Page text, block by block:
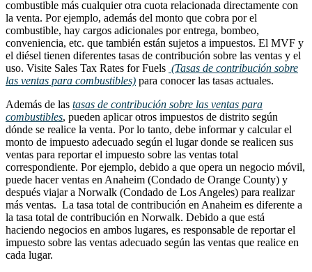
combustible más cualquier otra cuota relacionada directamente con
la venta. Por ejemplo, además del monto que cobra por el
combustible, hay cargos adicionales por entrega, bombeo,
conveniencia, etc. que también están sujetos a impuestos. El MVF y
el diésel tienen diferentes tasas de contribución sobre las ventas y el
uso. Visite Sales Tax Rates for Fuels (Tasas de contribución sobre
las ventas para combustibles) para conocer las tasas actuales.
Además de las tasas de contribución sobre las ventas para
combustibles, pueden aplicar otros impuestos de distrito según
dónde se realice la venta. Por lo tanto, debe informar y calcular el
monto de impuesto adecuado según el lugar donde se realicen sus
ventas para reportar el impuesto sobre las ventas total
correspondiente. Por ejemplo, debido a que opera un negocio móvil,
puede hacer ventas en Anaheim (Condado de Orange County) y
después viajar a Norwalk (Condado de Los Angeles) para realizar
más ventas. La tasa total de contribución en Anaheim es diferente a
la tasa total de contribución en Norwalk. Debido a que está
haciendo negocios en ambos lugares, es responsable de reportar el
impuesto sobre las ventas adecuado según las ventas que realice en
cada lugar.